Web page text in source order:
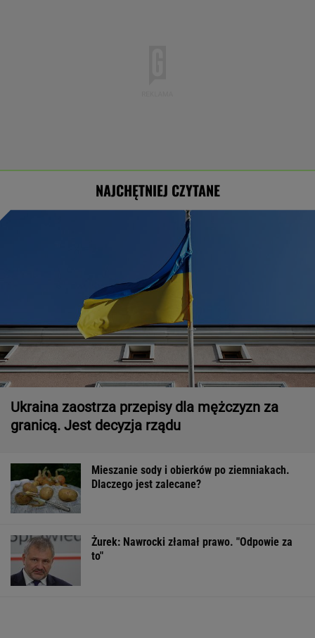
NAJCHĘTNIEJ CZYTANE
Ukraina zaostrza przepisy dla mężczyzn za
granicą. Jest decyzja rządu
Mieszanie sody i obierków po ziemniakach.
Dlaczego jest zalecane?
Żurek: Nawrocki złamał prawo. "Odpowie za
to"